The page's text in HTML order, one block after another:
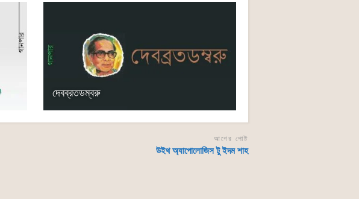
দেবব্রতডম্বরু
আগের পোষ্ট
উইথ অ্যাপোলোজিস টু ইদম শাহ